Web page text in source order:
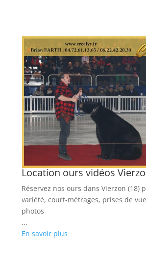
Location ours vidéos
Réservez nos ours dans Vierzon (18)
variété, court-métrages, prises de
photos
...
En savoir plus